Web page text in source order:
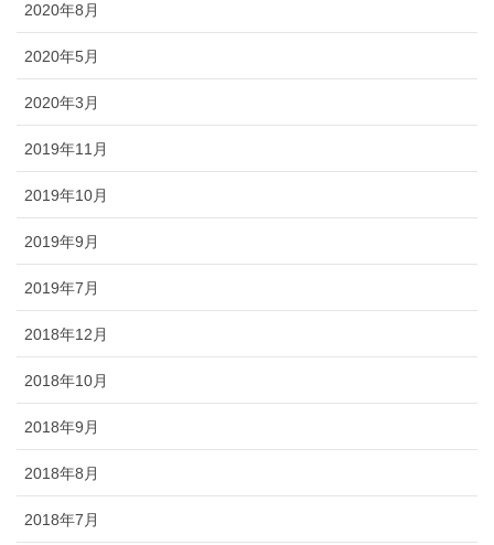
2020年8月
2020年5月
2020年3月
2019年11月
2019年10月
2019年9月
2019年7月
2018年12月
2018年10月
2018年9月
2018年8月
2018年7月